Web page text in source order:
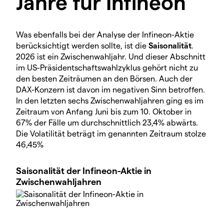
Was ebenfalls bei der Analyse der Infineon-Aktie
berücksichtigt werden sollte, ist die Saisonalität.
2026 ist ein Zwischenwahljahr. Und dieser Abschnitt
im US-Präsidentschaftswahlzyklus gehört nicht zu
den besten Zeiträumen an den Börsen. Auch der
DAX-Konzern ist davon im negativen Sinn betroffen.
In den letzten sechs Zwischenwahljahren ging es im
Zeitraum von Anfang Juni bis zum 10. Oktober in
67% der Fälle um durchschnittlich 23,4% abwärts.
Die Volatilität beträgt im genannten Zeitraum stolze
46,45%
Saisonalität der Infineon-Aktie in
Zwischenwahljahren